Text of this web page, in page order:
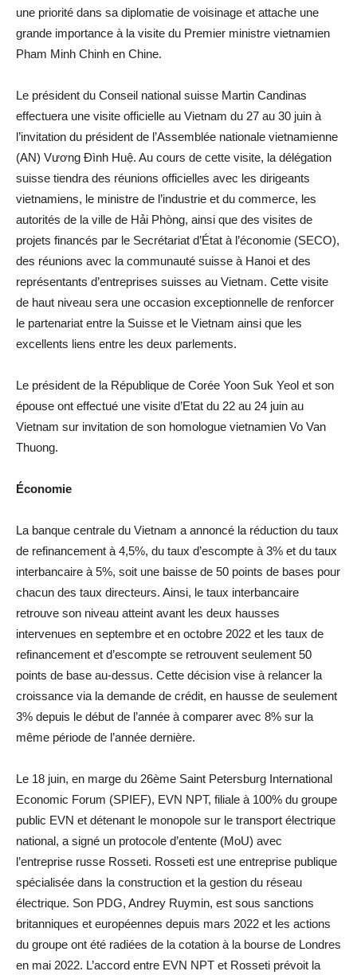
une priorité dans sa diplomatie de voisinage et attache une
grande importance à la visite du Premier ministre vietnamien
Pham Minh Chinh en Chine.
Le président du Conseil national suisse Martin Candinas
effectuera une visite officielle au Vietnam du 27 au 30 juin à
l’invitation du président de l’Assemblée nationale vietnamienne
(AN) Vương Đình Huệ. Au cours de cette visite, la délégation
suisse tiendra des réunions officielles avec les dirigeants
vietnamiens, le ministre de l’industrie et du commerce, les
autorités de la ville de Hải Phòng, ainsi que des visites de
projets financés par le Secrétariat d’État à l’économie (SECO),
des réunions avec la communauté suisse à Hanoi et des
représentants d’entreprises suisses au Vietnam. Cette visite
de haut niveau sera une occasion exceptionnelle de renforcer
le partenariat entre la Suisse et le Vietnam ainsi que les
excellents liens entre les deux parlements.
Le président de la République de Corée Yoon Suk Yeol et son
épouse ont effectué une visite d’Etat du 22 au 24 juin au
Vietnam sur invitation de son homologue vietnamien Vo Van
Thuong.
Économie
La banque centrale du Vietnam a annoncé la réduction du taux
de refinancement à 4,5%, du taux d’escompte à 3% et du taux
interbancaire à 5%, soit une baisse de 50 points de bases pour
chacun des taux directeurs. Ainsi, le taux interbancaire
retrouve son niveau atteint avant les deux hausses
intervenues en septembre et en octobre 2022 et les taux de
refinancement et d’escompte se retrouvent seulement 50
points de base au-dessus. Cette décision vise à relancer la
croissance via la demande de crédit, en hausse de seulement
3% depuis le début de l’année à comparer avec 8% sur la
même période de l’année dernière.
Le 18 juin, en marge du 26ème Saint Petersburg International
Economic Forum (SPIEF), EVN NPT, filiale à 100% du groupe
public EVN et détenant le monopole sur le transport électrique
national, a signé un protocole d’entente (MoU) avec
l’entreprise russe Rosseti. Rosseti est une entreprise publique
spécialisée dans la construction et la gestion du réseau
électrique. Son PDG, Andrey Ruymin, est sous sanctions
britanniques et européennes depuis mars 2022 et les actions
du groupe ont été radiées de la cotation à la bourse de Londres
en mai 2022. L’accord entre EVN NPT et Rosseti prévoit la